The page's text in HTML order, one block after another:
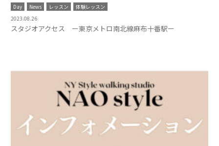
Day News レッスン
体験レッスン
2023.08.26
スタジオアクセス ー東京メトロ南北線麻布十番駅ー